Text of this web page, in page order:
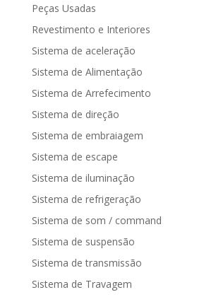
Peças Usadas
Revestimento e Interiores
Sistema de aceleração
Sistema de Alimentação
Sistema de Arrefecimento
Sistema de direção
Sistema de embraiagem
Sistema de escape
Sistema de iluminação
Sistema de refrigeração
Sistema de som / command
Sistema de suspensão
Sistema de transmissão
Sistema de Travagem